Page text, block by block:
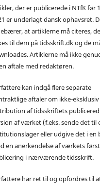
der er publicerede i NTfK før
er underlagt dansk ophavsret.
at artiklerne må citeres,
til dem på tidsskrift.dk og de
Artiklerne må ikke
aftale med redaktøren.
kan indgå flere separate
aftaler om ikke-eksklusiv
af tidsskriftets
af værket (f.eks. sende det til
eller udgive det i en
en anerkendelse af værkets
i nærværende tidsskrift.
har ret til og opfordres til